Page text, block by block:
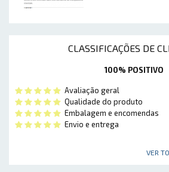
CLASSIFICAÇÕES DE
100% POSITIVO
Avaliação geral
Qualidade do produto
Embalagem e encomendas
Envio e entrega
VER